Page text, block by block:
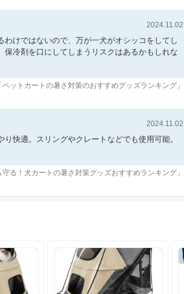
2024.11.02
けではないので、万が一犬がオシッコをしてし
冷剤を口にしてしまうリスクはあるかもしれな
ペットカートの暑さ対策のおすすめグッズランキング 」
2024.11.02
快適。スリングやクレートなどでも使用可能。
守る！犬カートの暑さ対策グッズおすすめランキング 」